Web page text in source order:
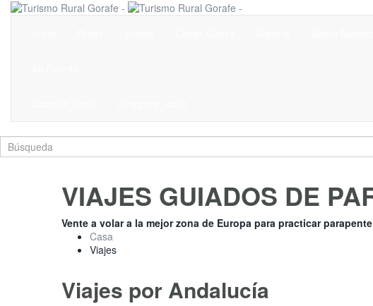
VIAJES GUIADOS DE
Vente a volar a la mejor zona de Europa para practicar
Casa
Viajes
Viajes por Andalucía